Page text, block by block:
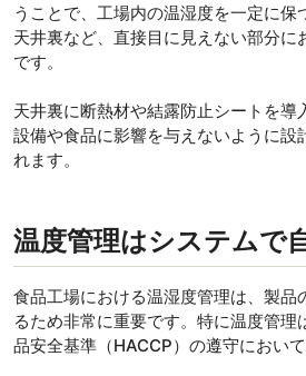
うことで、工場内の温湿度を一定に保
天井裏など、直接目に見えない部分に
です。
天井裏に断熱材や結露防止シートを導
設備や食品に影響を与えないように設
れます。
温度管理はシステムで
食品工場における温湿度管理は、製品
るため非常に重要です。特に温度管理
品安全基準（HACCP）の遵守において